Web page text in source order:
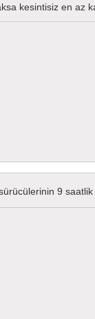
kesintisiz en az
9